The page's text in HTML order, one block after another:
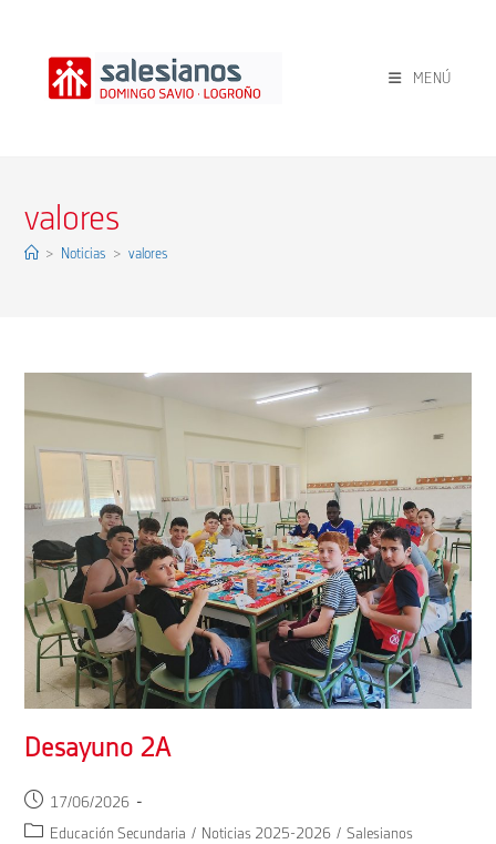
contenido
MENÚ
valores
> Noticias > valores
Desayuno 2A
Publicación
de
17/06/2026
Categoría
Educación Secundaria / Noticias 2025-2026 / Salesianos